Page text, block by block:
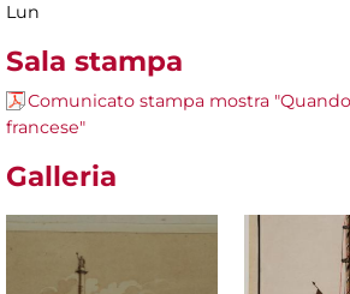
Lun
Sala stampa
Comunicato stampa mostra
francese"
Galleria